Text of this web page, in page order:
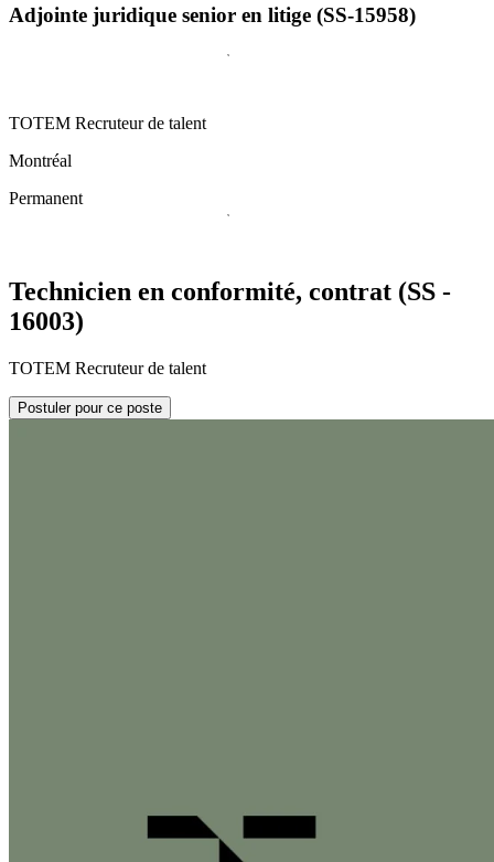
Adjointe juridique senior en litige (SS-15958)
TOTEM Recruteur de talent
Montréal
Permanent
Technicien en conformité, contrat (SS -
16003)
TOTEM Recruteur de talent
Postuler pour ce poste